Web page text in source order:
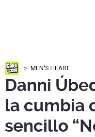
MEN'S HEART
Danni
la cumbia
sencillo